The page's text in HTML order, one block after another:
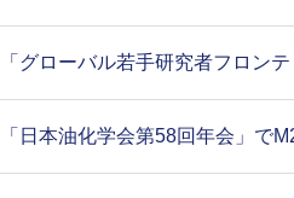
「グローバル若手研究者フロン
「日本油化学会第58回年会」